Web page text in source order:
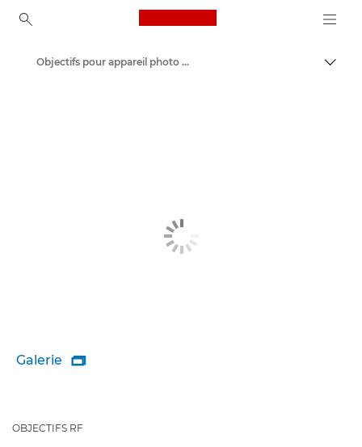
Canon Logo, back to
Objectifs pour appareil photo Canon
Galerie 
OBJECTIFS RF